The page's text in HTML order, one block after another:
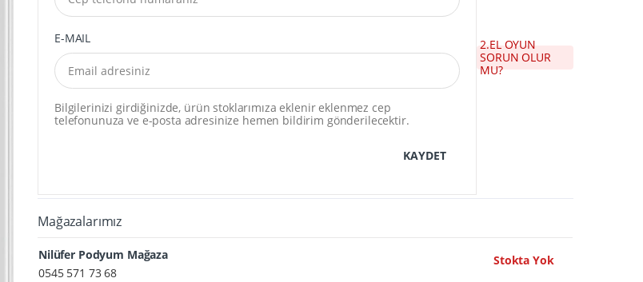
E-MAIL
Bilgilerinizi girdiğinizde, ürün stoklarımıza eklenir eklenmez cep
telefonunuza ve e-posta adresinize hemen bildirim gönderilecektir.
KAYDET
2.EL OYUN
SORUN OLUR
MU?
Mağazalarımız
Nilüfer Podyum Mağaza
Stokta Yok
0545 571 73 68